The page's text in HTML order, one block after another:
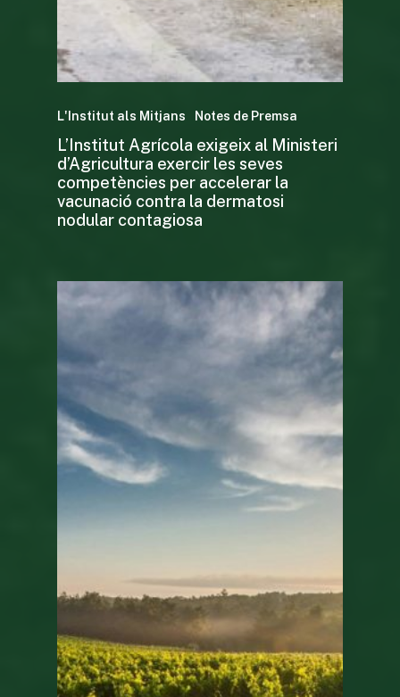
L'Institut als Mitjans Notes de Premsa
L’Institut Agrícola exigeix al Ministeri
d’Agricultura exercir les seves
competències per accelerar la
vacunació contra la dermatosi
nodular contagiosa
Línies de Treball